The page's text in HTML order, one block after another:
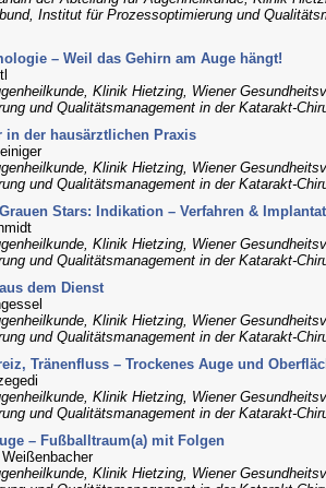
Institut für Prozessoptimierung und
– Weil das Gehirn am Auge hängt!
Klinik Hietzing, Wiener
und Qualitätsmanagement in der Katarakt-
in der hausärztlichen Praxis
Klinik Hietzing, Wiener
und Qualitätsmanagement in der Katarakt-
Stars: Indikation – Verfahren &
Klinik Hietzing, Wiener
und Qualitätsmanagement in der Katarakt-
dem Dienst
Klinik Hietzing, Wiener
und Qualitätsmanagement in der Katarakt-
Tränenfluss – Trockenes Auge und
Klinik Hietzing, Wiener
und Qualitätsmanagement in der Katarakt-
– Fußballtraum(a) mit Folgen
Klinik Hietzing, Wiener